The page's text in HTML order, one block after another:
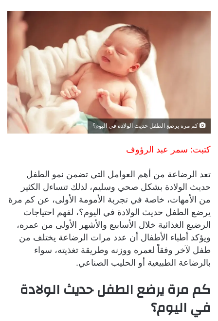
كم مرة يرضع الطفل حديث الولادة في اليوم؟
كتبت: سمر عبد الرؤوف
تعد الرضاعة من أهم العوامل التي تضمن نمو الطفل
حديث الولادة بشكل صحي وسليم، لذلك تتساءل الكثير
من الأمهات، خاصة في تجربة الأمومة الأولى، عن كم مرة
يرضع الطفل حديث الولادة في اليوم؟، لفهم احتياجات
الرضيع الغذائية خلال الأسابيع والأشهر الأولى من عمره،
ويؤكد أطباء الأطفال أن عدد مرات الرضاعة يختلف من
طفل لآخر وفقاً لعمره ووزنه وطريقة تغذيته، سواء
بالرضاعة الطبيعية أو الحليب الصناعي.
كم مرة يرضع الطفل حديث الولادة
في اليوم؟